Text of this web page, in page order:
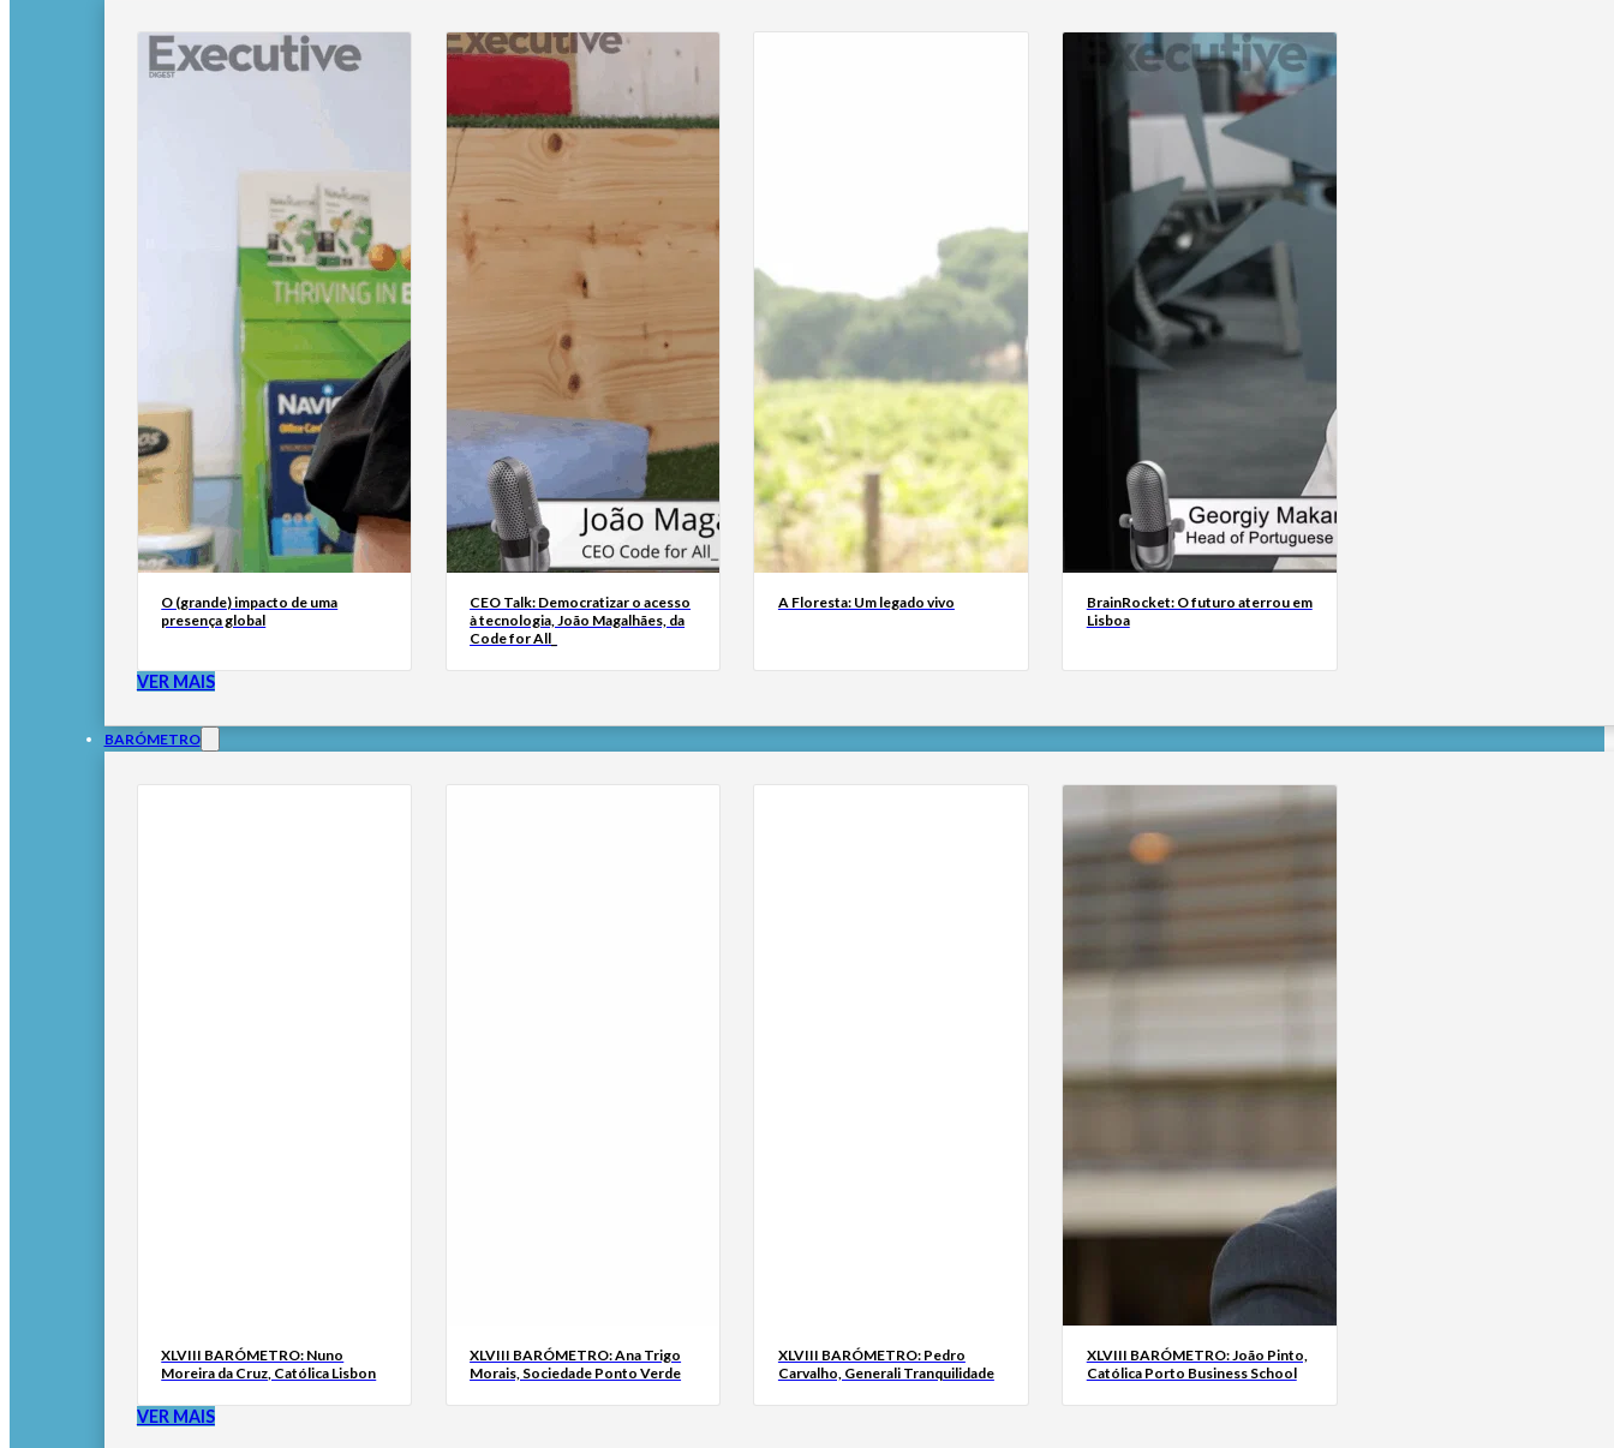
O (grande) impacto de uma
presença global
CEO Talk: Democratizar o acesso
à tecnologia, João Magalhães, da
Code for All_
A Floresta: Um legado vivo
BrainRocket: O futuro aterrou em
Lisboa
VER MAIS
BARÓMETRO
XLVIII BARÓMETRO: Nuno
Moreira da Cruz, Católica Lisbon
XLVIII BARÓMETRO: Ana Trigo
Morais, Sociedade Ponto Verde
XLVIII BARÓMETRO: Pedro
Carvalho, Generali Tranquilidade
XLVIII BARÓMETRO: João Pinto,
Católica Porto Business School
VER MAIS